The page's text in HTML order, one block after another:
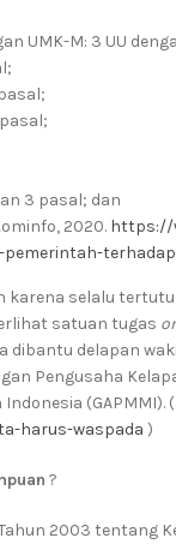
UMK-M: 3 UU
3 pasal; dan
2020. https://
karena selalu
satuan tugas
dibantu delapan
Pengusaha
(GAPMMI).
harus-waspada )
?
Tahun 2003